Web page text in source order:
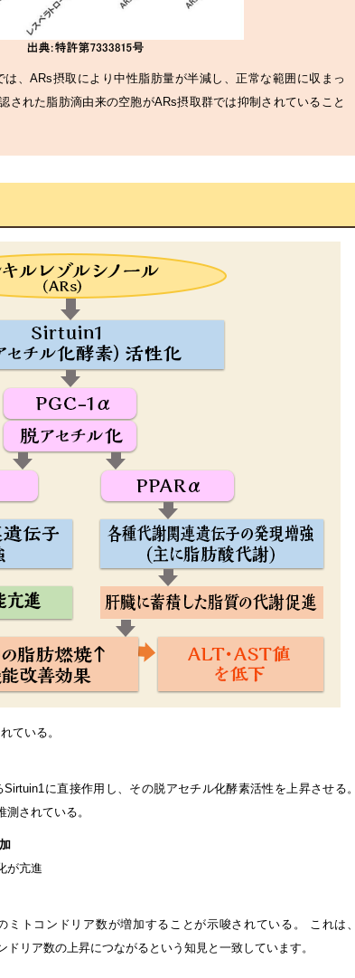
は、ARs摂取により中性脂肪量が半減し、正常な範囲に収まっ
された脂肪滴由来の空胞がARs摂取群では抑制されていること
ている。
に直接作用し、その脱アセチル化酵素活性を上昇させる。
されている。
が亢進
ミトコンドリア数が増加することが示唆されている。 これは、
リア数の上昇につながるという知見と一致しています。